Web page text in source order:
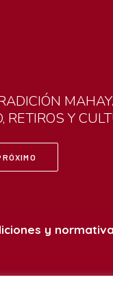
RETIROS Y
y